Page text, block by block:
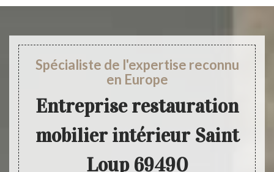
Spécialiste de l'expertise reconnu
en Europe
Entreprise restauration
mobilier intérieur Saint
Loup 69490